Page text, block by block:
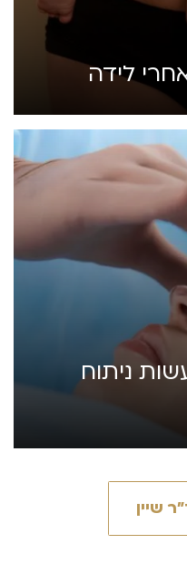
לידה
ניתוח
שיין